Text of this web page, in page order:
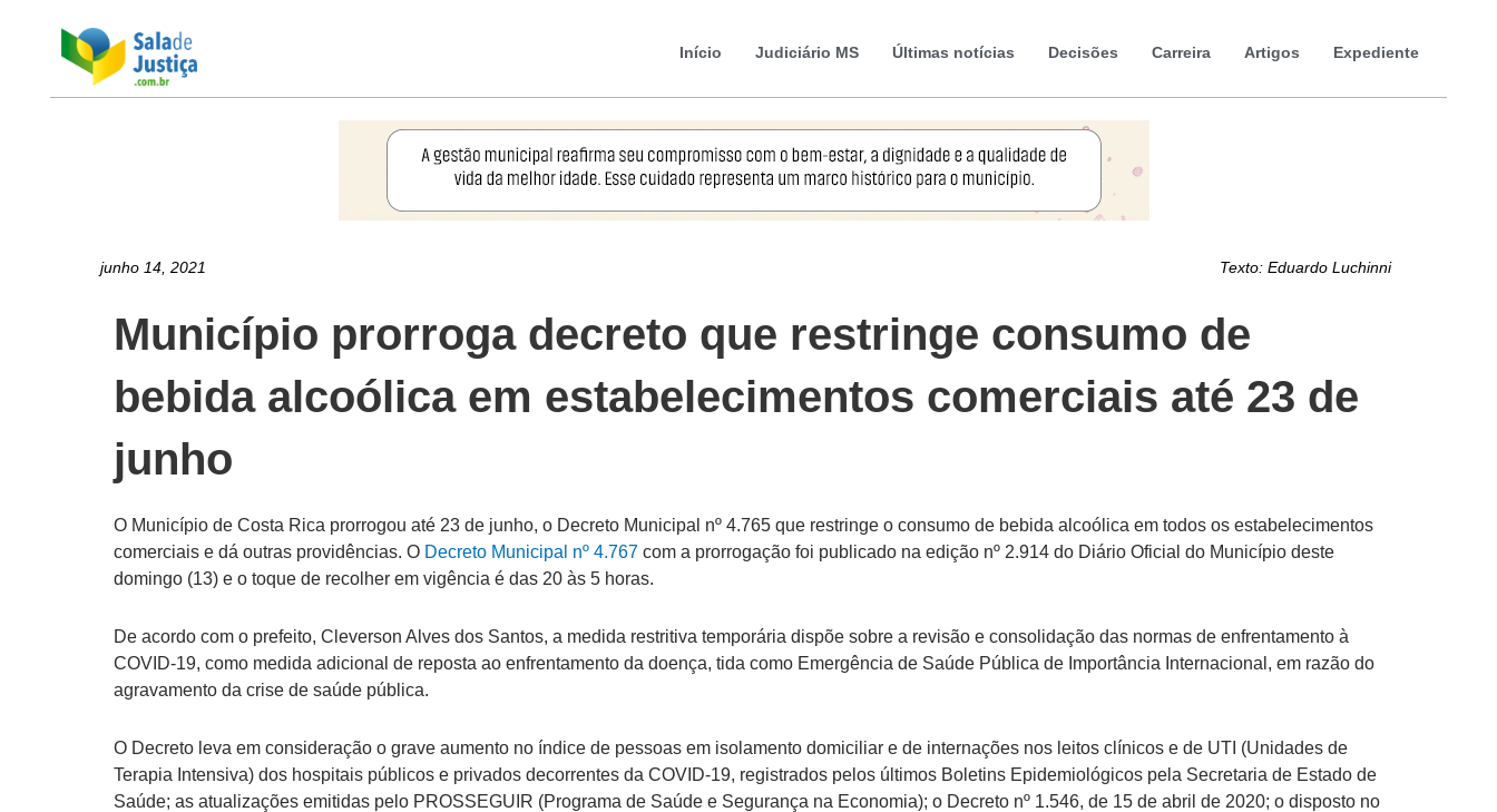
Início Judiciário MS Últimas notícias Decisões Carreira Artigos Expediente
junho 14, 2021 Texto: Eduardo Luchinni
Município prorroga decreto que restringe consumo de
bebida alcoólica em estabelecimentos comerciais até 23 de
junho
O Município de Costa Rica prorrogou até 23 de junho, o Decreto Municipal nº 4.765 que restringe o consumo de bebida alcoólica em todos os estabelecimentos
comerciais e dá outras providências. O Decreto Municipal nº 4.767 com a prorrogação foi publicado na edição nº 2.914 do Diário Oficial do Município deste
domingo (13) e o toque de recolher em vigência é das 20 às 5 horas.
De acordo com o prefeito, Cleverson Alves dos Santos, a medida restritiva temporária dispõe sobre a revisão e consolidação das normas de enfrentamento à
COVID-19, como medida adicional de reposta ao enfrentamento da doença, tida como Emergência de Saúde Pública de Importância Internacional, em razão do
agravamento da crise de saúde pública.
O Decreto leva em consideração o grave aumento no índice de pessoas em isolamento domiciliar e de internações nos leitos clínicos e de UTI (Unidades de
Terapia Intensiva) dos hospitais públicos e privados decorrentes da COVID-19, registrados pelos últimos Boletins Epidemiológicos pela Secretaria de Estado de
Saúde; as atualizações emitidas pelo PROSSEGUIR (Programa de Saúde e Segurança na Economia); o Decreto nº 1.546, de 15 de abril de 2020; o disposto no